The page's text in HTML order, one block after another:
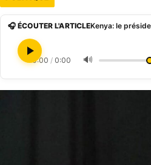
🎧 ÉCOUTER L'ARTICLEKenya: le
0:00 / 0:00 🔊